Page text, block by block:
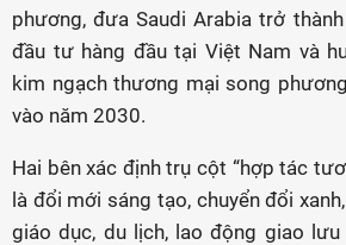
phương, đưa Saudi Arabia trở
đầu tư hàng đầu tại Việt Nam và
kim ngạch thương mại song
vào năm 2030.
Hai bên xác định trụ cột “hợp tác
là đổi mới sáng tạo, chuyển đổi
giáo dục, du lịch, lao động giao